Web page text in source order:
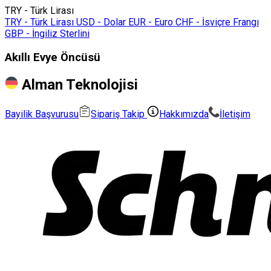
TRY - Türk Lirası
TRY - Türk Lirası USD - Dolar EUR - Euro CHF - İsviçre Frangı
GBP - İngiliz Sterlini
Akıllı Evye Öncüsü
Alman Teknolojisi
Bayilik Başvurusu Sipariş Takip Hakkımızda İletişim